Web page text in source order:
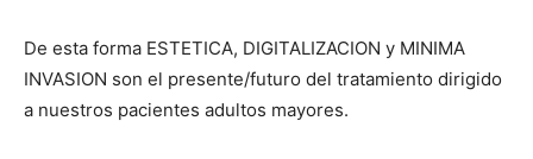
De esta forma ESTETICA, DIGITALIZACION y MINIMA
INVASION son el presente/futuro del tratamiento dirigido
a nuestros pacientes adultos mayores.